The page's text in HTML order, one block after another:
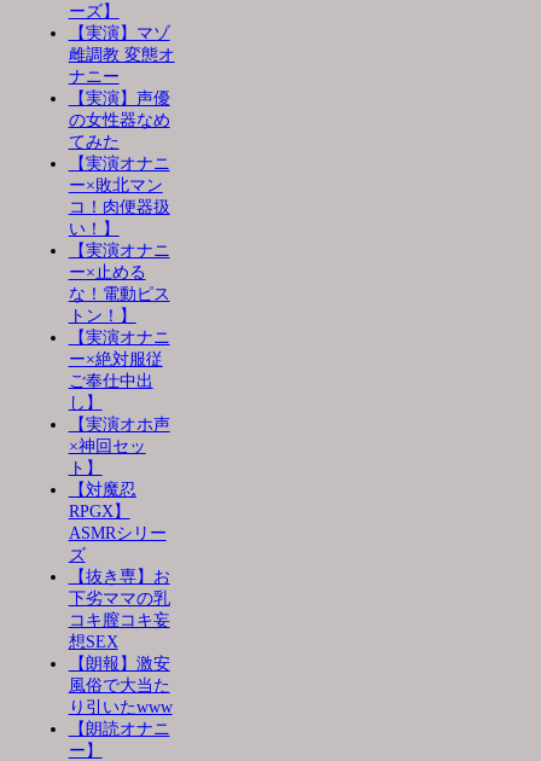
ーズ】
【実演】マゾ
雌調教 変態オ
ナニー
【実演】声優
の女性器なめ
てみた
【実演オナニ
ー×敗北マン
コ！肉便器扱
い！】
【実演オナニ
ー×止める
な！電動ピス
トン！】
【実演オナニ
ー×絶対服従
ご奉仕中出
し】
【実演オホ声
×神回セッ
ト】
【対魔忍
RPGX】
ASMRシリー
ズ
【抜き専】お
下劣ママの乳
コキ膣コキ妄
想SEX
【朗報】激安
風俗で大当た
り引いたwww
【朗読オナニ
ー】